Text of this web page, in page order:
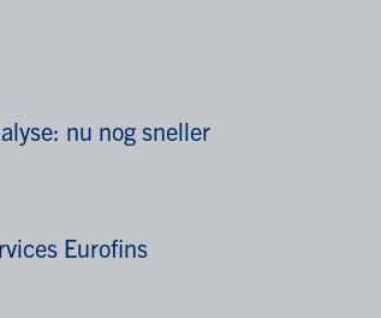
nu nog sneller
Eurofins